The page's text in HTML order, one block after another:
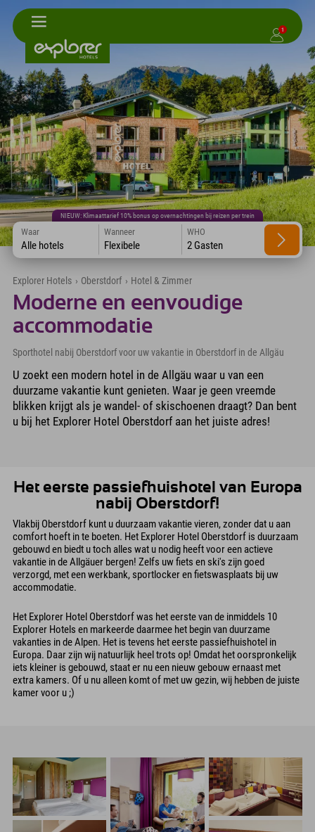
1
NIEUW: Klimaattarief 10% bonus op overnachtingen bij reizen per trein
Waar
Alle hotels
Wanneer
Flexibele
WHO
2 Gasten
Explorer Hotels › Oberstdorf › Hotel & Zimmer
Moderne en eenvoudige
accommodatie
Sporthotel nabij Oberstdorf voor uw vakantie in Oberstdorf in de Allgäu
U zoekt een modern hotel in de Allgäu waar u van een
duurzame vakantie kunt genieten. Waar je geen vreemde
blikken krijgt als je wandel- of skischoenen draagt? Dan bent
u bij het Explorer Hotel Oberstdorf aan het juiste adres!
Het eerste passiefhuishotel van Europa
nabij Oberstdorf!
Vlakbij Oberstdorf kunt u duurzaam vakantie vieren, zonder dat u aan
comfort hoeft in te boeten. Het Explorer Hotel Oberstdorf is duurzaam
gebouwd en biedt u toch alles wat u nodig heeft voor een actieve
vakantie in de Allgäuer bergen! Zelfs uw fiets en ski's zijn goed
verzorgd, met een werkbank, sportlocker en fietswasplaats bij uw
accommodatie.
Het Explorer Hotel Oberstdorf was het eerste van de inmiddels 10
Explorer Hotels en markeerde daarmee het begin van duurzame
vakanties in de Alpen. Het is tevens het eerste passiefhuishotel in
Europa. Daar zijn wij natuurlijk heel trots op! Omdat het oorspronkelijk
iets kleiner is gebouwd, staat er nu een nieuw gebouw ernaast met
extra kamers. Of u nu alleen komt of met uw gezin, wij hebben de juiste
kamer voor u ;)